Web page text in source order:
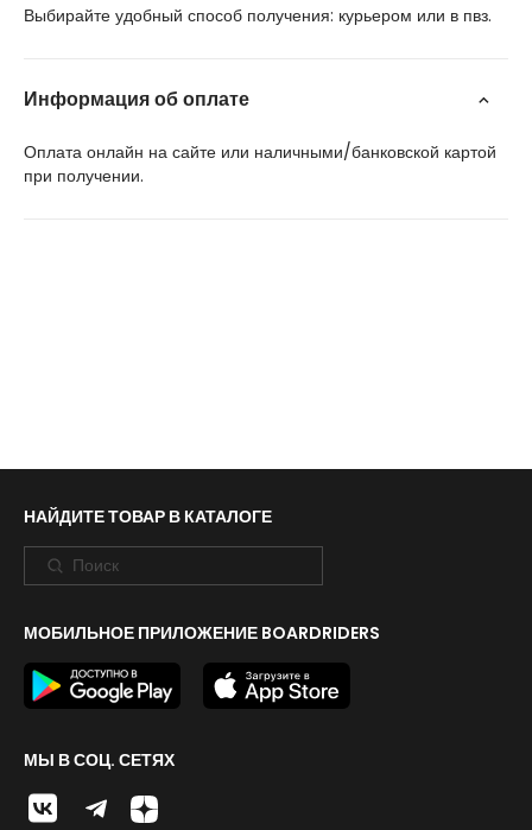
Выбирайте удобный способ получения: курьером или в пвз.
Информация об оплате
Оплата онлайн на сайте или наличными/банковской картой
при получении.
НАЙДИТЕ ТОВАР В КАТАЛОГЕ
МОБИЛЬНОЕ ПРИЛОЖЕНИЕ BOARDRIDERS
МЫ В СОЦ. СЕТЯХ